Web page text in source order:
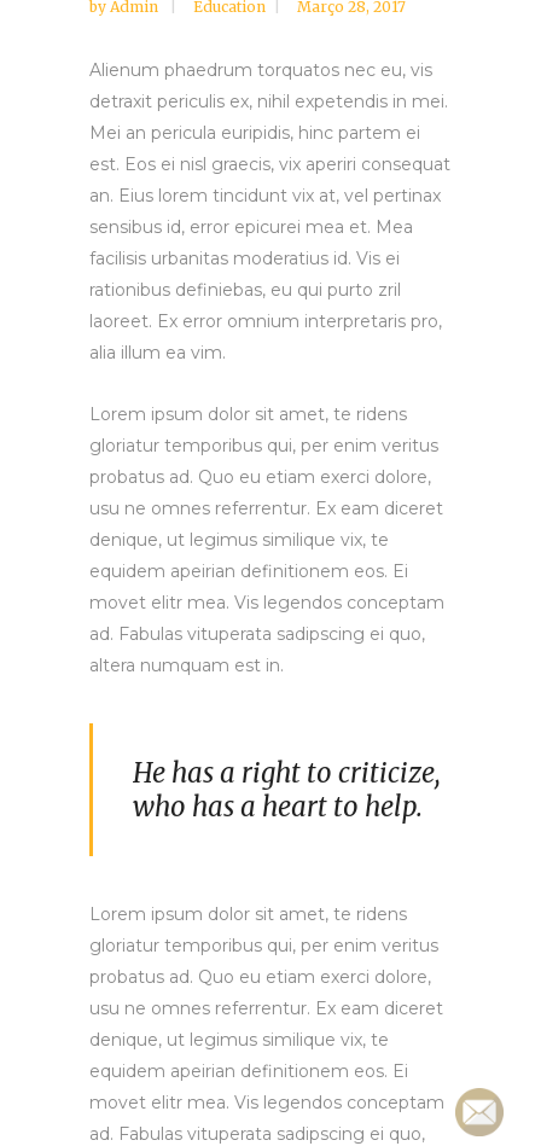
by Admin Education Março 28, 2017
Alienum phaedrum torquatos nec eu, vis
detraxit periculis ex, nihil expetendis in mei.
Mei an pericula euripidis, hinc partem ei
est. Eos ei nisl graecis, vix aperiri consequat
an. Eius lorem tincidunt vix at, vel pertinax
sensibus id, error epicurei mea et. Mea
facilisis urbanitas moderatius id. Vis ei
rationibus definiebas, eu qui purto zril
laoreet. Ex error omnium interpretaris pro,
alia illum ea vim.
Lorem ipsum dolor sit amet, te ridens
gloriatur temporibus qui, per enim veritus
probatus ad. Quo eu etiam exerci dolore,
usu ne omnes referrentur. Ex eam diceret
denique, ut legimus similique vix, te
equidem apeirian definitionem eos. Ei
movet elitr mea. Vis legendos conceptam
ad. Fabulas vituperata sadipscing ei quo,
altera numquam est in.
He has a right to criticize,
who has a heart to help.
Lorem ipsum dolor sit amet, te ridens
gloriatur temporibus qui, per enim veritus
probatus ad. Quo eu etiam exerci dolore,
usu ne omnes referrentur. Ex eam diceret
denique, ut legimus similique vix, te
equidem apeirian definitionem eos. Ei
movet elitr mea. Vis legendos conceptam
ad. Fabulas vituperata sadipscing ei quo,